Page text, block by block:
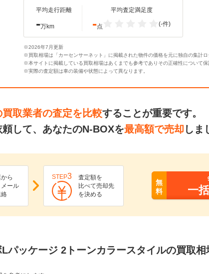
平均走行距離
-万km
平均査定満足度
-点 (-件)
※2026年7月更新
※買取相場は「カーセンサーネット」に掲載された物件の価格を元に独自の集計ロ
※本サイトに掲載している買取相場はあくまでも参考でありその正確性について保
※実際の査定額は車の装備や状態によって異なります。
買取業者の査定を比較することが重要です。
して、あなたのN-BOXを最高額で売却 しま
ら
ール
STEP3
査定額を
比べて売却先
を決める
無
料
一
パッケージ 2トーンカラースタイルの買取相